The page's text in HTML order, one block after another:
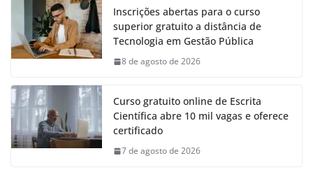
Inscrições abertas para o curso
superior gratuito a distância de
Tecnologia em Gestão Pública
8 de agosto de 2026
Curso gratuito online de Escrita
Científica abre 10 mil vagas e oferece
certificado
7 de agosto de 2026